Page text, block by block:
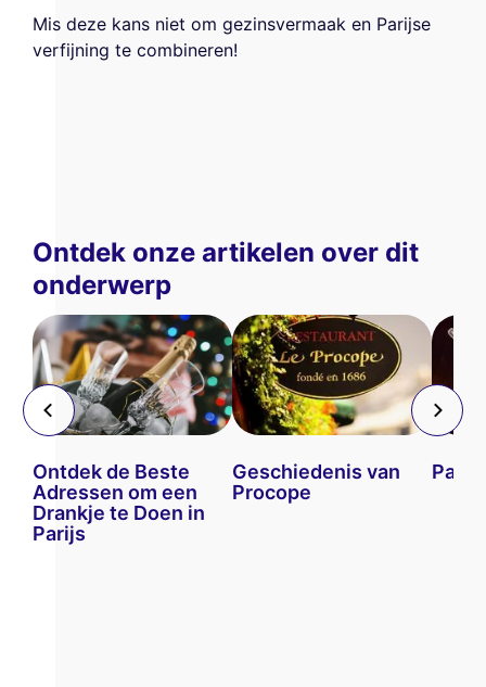
Mis deze kans niet om gezinsvermaak en Parijse
verfijning te combineren!
Ontdek onze artikelen over dit
onderwerp
Ontdek de Beste
Adressen om een
Drankje te Doen in
Parijs
Geschiedenis van
Procope